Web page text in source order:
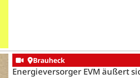
Brauheck
Energieversorger EVM äußert